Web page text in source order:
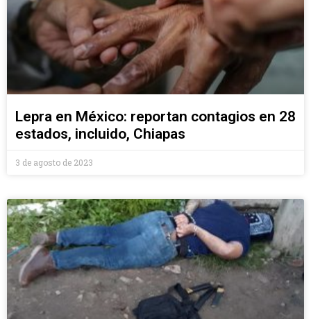
Lepra en México: reportan contagios en 28
estados, incluido, Chiapas
3 de agosto de 2023